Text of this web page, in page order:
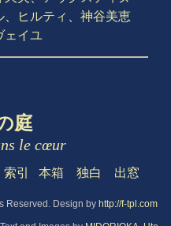
、 ヒルティ
神谷美恵
ェイユ
庭
le cœur
索引 本箱 独白 出窓
Reserved. Design by http://f-tpl.com